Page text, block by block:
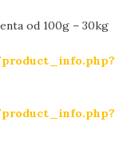
od 100g – 30kg